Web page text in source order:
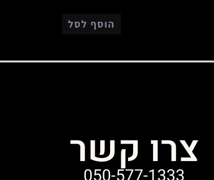
הוסף לסל
צרו קשר